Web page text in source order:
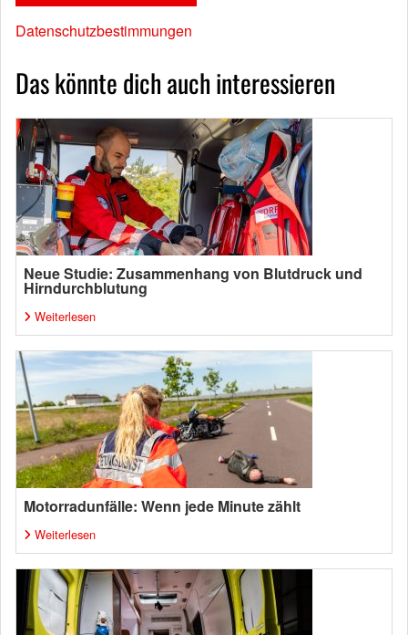
Datenschutzbestimmungen
Das könnte dich auch interessieren
Neue Studie: Zusammenhang von Blutdruck und
Hirndurchblutung
Weiterlesen
Motorradunfälle: Wenn jede Minute zählt
Weiterlesen